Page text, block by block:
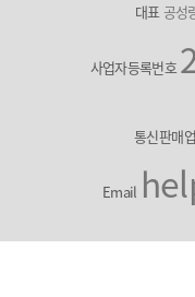
대표공성
사업자등록번호
통신판매업
Email